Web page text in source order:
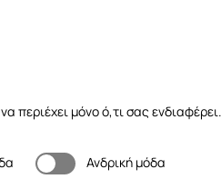
περιέχει μόνο ό,τι σας ενδιαφέρει.
Ανδρική μόδα